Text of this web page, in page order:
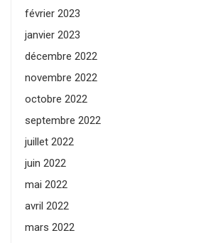
février 2023
janvier 2023
décembre 2022
novembre 2022
octobre 2022
septembre 2022
juillet 2022
juin 2022
mai 2022
avril 2022
mars 2022